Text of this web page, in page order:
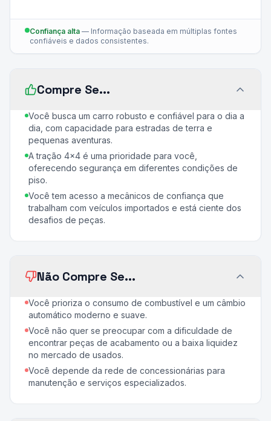
Confiança alta — Informação baseada em múltiplas fontes
confiáveis e dados consistentes.
Compre Se...
Você busca um carro robusto e confiável para o dia a
dia, com capacidade para estradas de terra e
pequenas aventuras.
A tração 4x4 é uma prioridade para você,
oferecendo segurança em diferentes condições de
piso.
Você tem acesso a mecânicos de confiança que
trabalham com veículos importados e está ciente dos
desafios de peças.
Não Compre Se...
Você prioriza o consumo de combustível e um câmbio
automático moderno e suave.
Você não quer se preocupar com a dificuldade de
encontrar peças de acabamento ou a baixa liquidez
no mercado de usados.
Você depende da rede de concessionárias para
manutenção e serviços especializados.